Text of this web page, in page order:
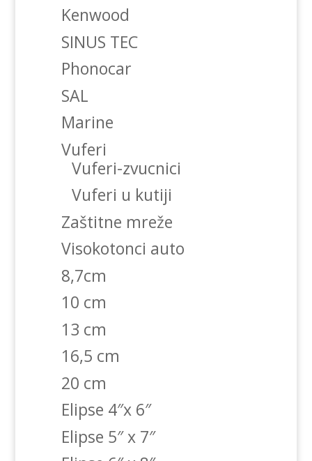
Kenwood
SINUS TEC
Phonocar
SAL
Marine
Vuferi
Vuferi-zvucnici
Vuferi u kutiji
Zaštitne mreže
Visokotonci auto
8,7cm
10 cm
13 cm
16,5 cm
20 cm
Elipse 4″x 6″
Elipse 5″ x 7″